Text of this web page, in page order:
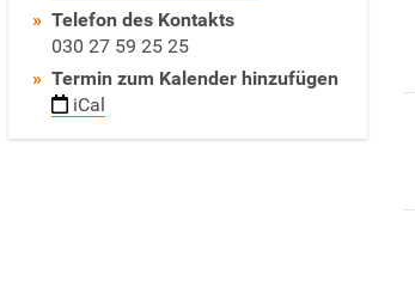
Telefon des Kontakts
030 27 59 25 25
Termin zum Kalender hinzufügen
iCal